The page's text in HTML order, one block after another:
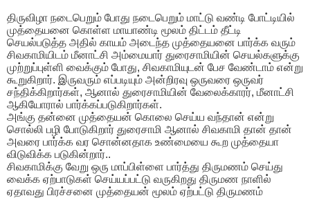
திருவிழா நடைபெறும் போது நடைபெறும் மாட்டு வண்டி போட்டியில்
முத்தையனை கொள்ள மாயாண்டி மூலம் திட்டம் தீட்டி
செயல்படுத்த அதில் காயம் அடைந்த முத்தையனை பார்க்க வரும்
சிவகாமியிடம் மீனாட்சி அம்மையார் துரைசாமியின் செயல்களுக்கு
முற்றுப்புள்ளி வைக்கும் போது, ​​சிவகாமியுடன் பேச வேண்டாம் என்று
கூறுகிறார். இருவரும் எப்படியும் அன்றிரவு ஒருவரை ஒருவர்
சந்திக்கிறார்கள், ஆனால் துரைசாமியின் வேலைக்காரர், மீனாட்சி
ஆகியோரால் பார்க்கப்படுகிறார்கள்.
அங்கு தன்னை முத்தையன் கொலை செய்ய வந்தான் என்று
சொல்லி பழி போடுகிறார் துரைசாமி ஆனால் சிவகாமி தான் தான்
அவரை பார்க்க வர சொன்னதாக உண்மையை கூற முத்தையா
விடுவிக்க படுகின்றார்..
சிவகாமிக்கு வேறு ஒரு மாப்பிள்ளை பார்த்து திருமணம் செய்து
வைக்க ஏற்பாடுகள் செய்யப்பட்டு வருகிறது திருமண நாளில்
ஏதாவது பிரச்சனை முத்தையன் மூலம் ஏற்பட்டு திருமணம்